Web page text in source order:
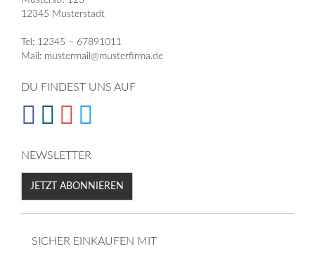
12345 Musterstadt
Tel: 12345 – 67891011
Mail: mustermail@musterfirma.de
DU FINDEST UNS AUF
NEWSLETTER
JETZT ABONNIEREN
SICHER EINKAUFEN MIT